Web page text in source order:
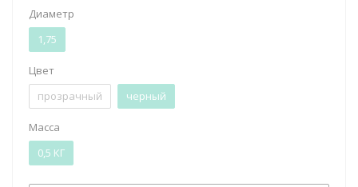
Диаметр
1,75
Цвет
прозрачный
черный
Масса
0,5 КГ